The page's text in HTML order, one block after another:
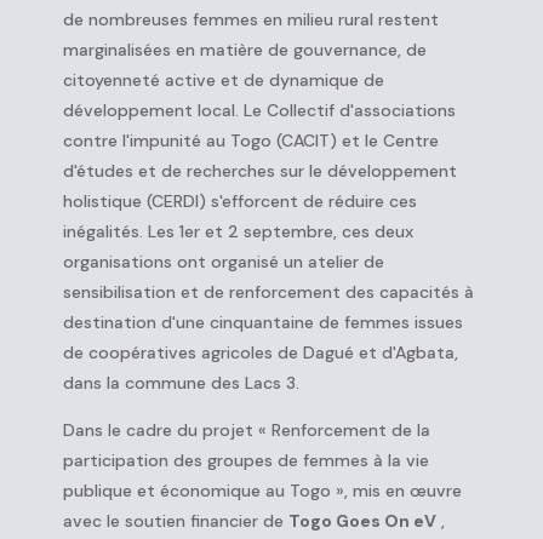
de nombreuses femmes en milieu rural restent
marginalisées en matière de gouvernance, de
citoyenneté active et de dynamique de
développement local. Le Collectif d'associations
contre l'impunité au Togo (CACIT) et le Centre
d'études et de recherches sur le développement
holistique (CERDI) s'efforcent de réduire ces
inégalités. Les 1er et 2 septembre, ces deux
organisations ont organisé un atelier de
sensibilisation et de renforcement des capacités à
destination d'une cinquantaine de femmes issues
de coopératives agricoles de Dagué et d'Agbata,
dans la commune des Lacs 3.
Dans le cadre du projet «Renforcement de la
participation des groupes de femmes à la vie
publique et économique au Togo », mis en œuvre
avec le soutien financier de Togo Goes On eV ,